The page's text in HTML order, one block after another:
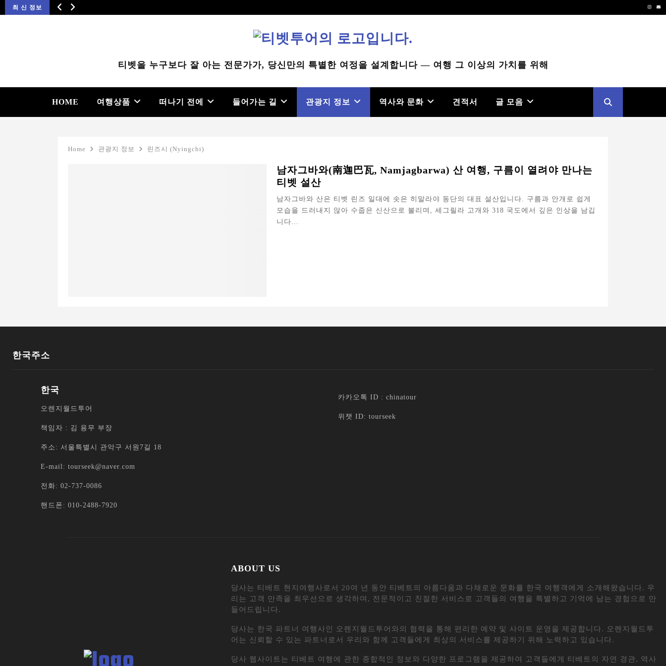
최 신 정보
티벳을 누구보다 잘 아는 전문가가, 당신만의 특별한 여정을 설계합니다 — 여행 그 이상의 가치를 위해
HOME 여행상품 떠나기 전에 들어가는 길 관광지 정보 역사와 문화 견적서 글 모음
Home 관광지 정보 린즈시 (Nyingchi)
남자그바와(南迦巴瓦, Namjagbarwa) 산 여행, 구름이 열려야 만나는
티벳 설산
남자그바와 산은 티벳 린즈 일대에 솟은 히말라야 동단의 대표 설산입니다. 구름과 안개로 쉽게
모습을 드러내지 않아 수줍은 신산으로 불리며, 세그릴라 고개와 318 국도에서 깊은 인상을 남깁
니다...
한국주소
한국
오렌지월드투어
책임자 : 김 용무 부장
주소: 서울특별시 관악구 서원7길 18
E-mail: tourseek@naver.com
전화: 02-737-0086
핸드폰: 010-2488-7920
카카오톡 ID : chinatour
위챗 ID: tourseek
ABOUT US
당사는 티베트 현지여행사로서 20여 년 동안 티베트의 아름다움과 다채로운 문화를 한국 여행객에게 소개해왔습니다. 우
리는 고객 만족을 최우선으로 생각하며, 전문적이고 친절한 서비스로 고객들의 여행을 특별하고 기억에 남는 경험으로 만
들어드립니다.
당사는 한국 파트너 여행사인 오렌지월드투어와의 협력을 통해 편리한 예약 및 사이트 운영을 제공합니다. 오렌지월드투
어는 신뢰할 수 있는 파트너로서 우리와 함께 고객들에게 최상의 서비스를 제공하기 위해 노력하고 있습니다.
당사 웹사이트는 티베트 여행에 관한 종합적인 정보와 다양한 프로그램을 제공하여 고객들에게 티베트의 자연 경관, 역사